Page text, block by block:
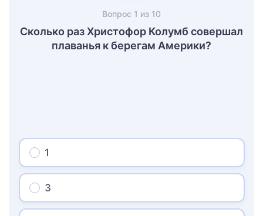
Вопрос 1 из 10
Сколько раз Христофор Колумб совершал
плаванья к берегам Америки?
1
3